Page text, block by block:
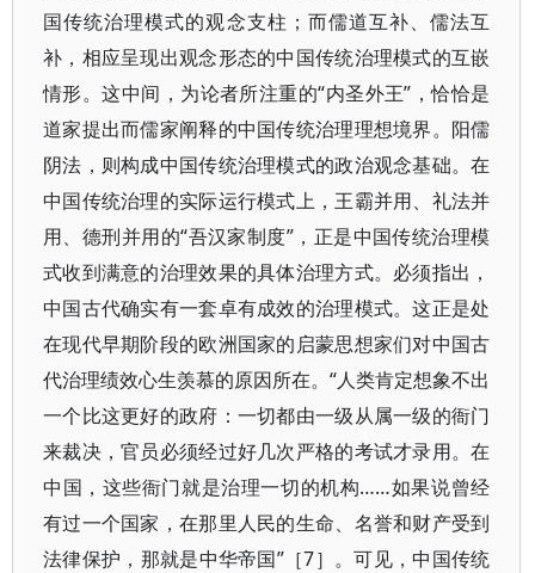
国传统治理模式的观念支柱；而儒道互补、儒法互
补，相应呈现出观念形态的中国传统治理模式的互嵌
情形。这中间，为论者所注重的“内圣外王”，恰恰是
道家提出而儒家阐释的中国传统治理理想境界。阳儒
阴法，则构成中国传统治理模式的政治观念基础。在
中国传统治理的实际运行模式上，王霸并用、礼法并
用、德刑并用的“吾汉家制度”，正是中国传统治理模
式收到满意的治理效果的具体治理方式。必须指出，
中国古代确实有一套卓有成效的治理模式。这正是处
在现代早期阶段的欧洲国家的启蒙思想家们对中国古
代治理绩效心生羡慕的原因所在。“人类肯定想象不出
一个比这更好的政府：一切都由一级从属一级的衙门
来裁决，官员必须经过好几次严格的考试才录用。在
中国，这些衙门就是治理一切的机构……如果说曾经
有过一个国家，在那里人民的生命、名誉和财产受到
法律保护，那就是中华帝国”［7］。可见，中国传统